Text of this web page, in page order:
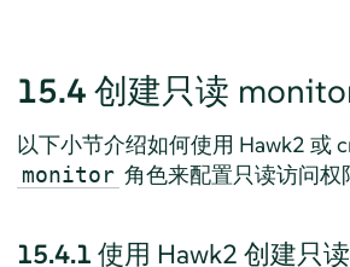
15.4 创建只读
以下小节介绍如何使用 Hawk2 或
monitor 角色来配置只读访问权
15.4.1 使用 Hawk2 创建只